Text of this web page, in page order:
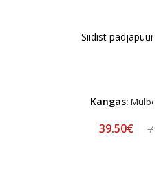
Siidist padjapüür
Kangas:
39.50€